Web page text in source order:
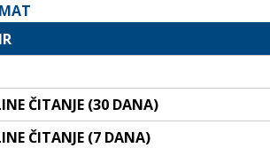
ČITANJE (30 DANA)
ČITANJE (7 DANA)